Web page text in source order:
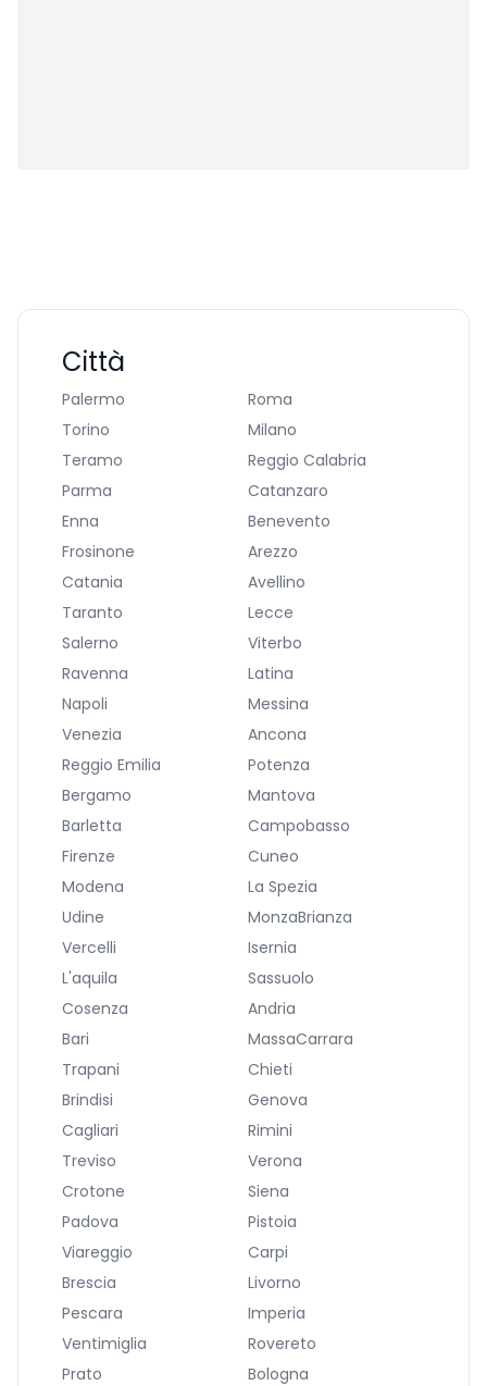
Città
Palermo
Roma
Torino
Milano
Teramo
Reggio Calabria
Parma
Catanzaro
Enna
Benevento
Frosinone
Arezzo
Catania
Avellino
Taranto
Lecce
Salerno
Viterbo
Ravenna
Latina
Napoli
Messina
Venezia
Ancona
Reggio Emilia
Potenza
Bergamo
Mantova
Barletta
Campobasso
Firenze
Cuneo
Modena
La Spezia
Udine
MonzaBrianza
Vercelli
Isernia
L'aquila
Sassuolo
Cosenza
Andria
Bari
MassaCarrara
Trapani
Chieti
Brindisi
Genova
Cagliari
Rimini
Treviso
Verona
Crotone
Siena
Padova
Pistoia
Viareggio
Carpi
Brescia
Livorno
Pescara
Imperia
Ventimiglia
Rovereto
Prato
Bologna